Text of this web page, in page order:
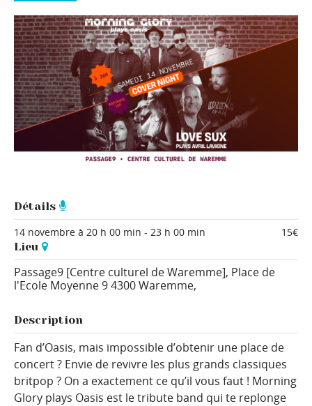
Détails
14 novembre à 20 h 00 min - 23 h 00 min
15€
Lieu
Passage9 [Centre culturel de Waremme], Place de
l'Ecole Moyenne 94300 Waremme,
Description
Fan d’Oasis, mais impossible d’obtenir une place de
concert ? Envie de revivre les plus grands classiques
britpop ? On a exactement ce qu’il vous faut ! Morning
Glory plays Oasis est le tribute band qui te replonge